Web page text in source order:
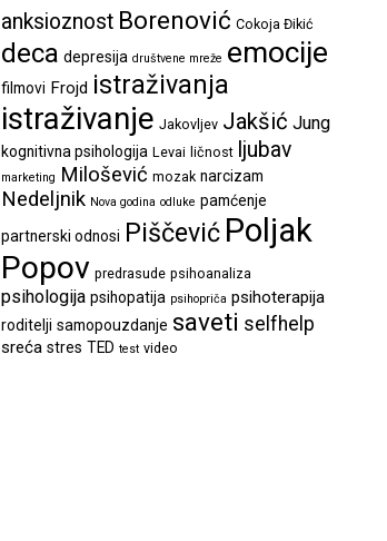
anksioznost Borenović Cokoja Đikić
deca depresija društvene mreže emocije
filmovi Frojd istraživanja
istraživanje Jakovljev Jakšić Jung
kognitivna psihologija Levai ličnost ljubav
marketing Milošević mozak narcizam
Nedeljnik Nova godina odluke pamćenje
partnerski odnosi Piščević Poljak
Popov predrasude psihoanaliza
psihologija psihopatija psihopriča psihoterapija
roditelji samopouzdanje saveti selfhelp
sreća stres TED test video